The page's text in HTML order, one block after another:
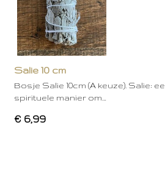
Salie 10 cm
Bosje Salie 10cm (A keuze). Salie:
spirituele manier om…
€ 6,99